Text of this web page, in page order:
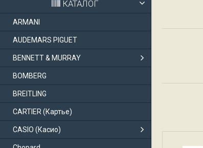
КАТАЛОГ
ARMANI
AUDEMARS PIGUET
BENNETT & MURRAY
BOMBERG
BREITLING
CARTIER (Картье)
CASIO (Касио)